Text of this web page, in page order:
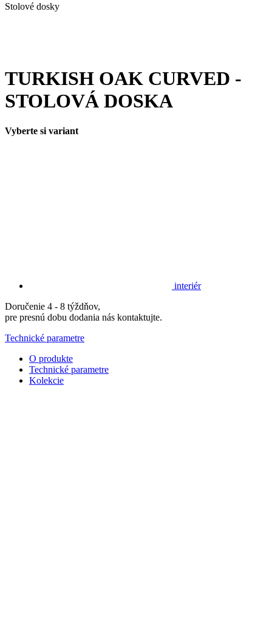
Stolové dosky
TURKISH OAK CURVED -
STOLOVÁ DOSKA
Vyberte si variant
interiér
Doručenie 4 - 8 týždňov,
pre presnú dobu dodania nás kontaktujte.
Technické parametre
O produkte
Technické parametre
Kolekcie